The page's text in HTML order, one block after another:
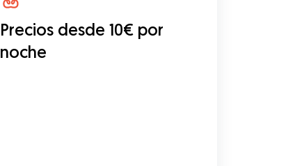
Precios desde 10€ por
noche